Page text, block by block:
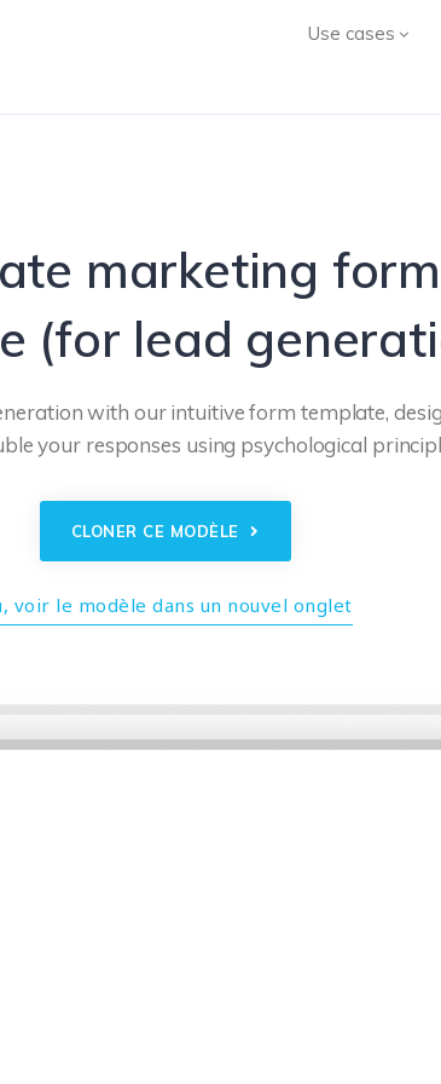
Use cases
marketing form
(for lead
with our intuitive form template,
your responses using psychological
CLONER CE MODÈLE
voir le modèle dans un nouvel onglet